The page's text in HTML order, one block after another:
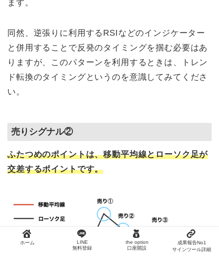
ます。
同然、逆張りに利用するRSIなどのインジケーター
と併用することで反発のタイミングを掴む必要はあ
りますが、このパターンを利用するときは、トレン
ド転換のタイミングというのを意識してみてくださ
い。
売りシグナル②
ふたつめのポイントは、移動平均線とローソク足が
交差するポイントです。
ホーム
LINE
無料登録
the option
口座開設
成果報告No1
サインツール詳細